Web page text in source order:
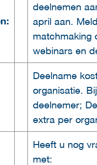
deelnemen
april aan.
matchmaking
webinars en
Deelname
organisatie.
deelnemer;
extra per
Heeft u nog
met: